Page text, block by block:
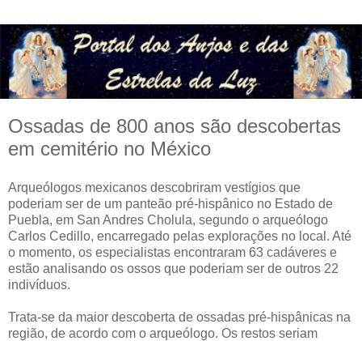
Ossadas de 800 anos são descobertas
em cemitério no México
Arqueólogos mexicanos descobriram vestígios que
poderiam ser de um panteão pré-hispânico no Estado de
Puebla, em San Andres Cholula, segundo o arqueólogo
Carlos Cedillo, encarregado pelas explorações no local. Até
o momento, os especialistas encontraram 63 cadáveres e
estão analisando os ossos que poderiam ser de outros 22
indivíduos.
Trata-se da maior descoberta de ossadas pré-hispânicas na
região, de acordo com o arqueólogo. Os restos seriam